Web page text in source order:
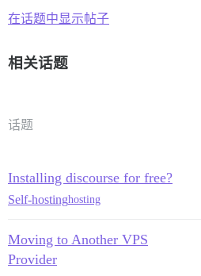
在话题中显示帖子
相关话题
话题
Installing discourse for free?
Self-hostinghosting
Moving to Another VPS
Provider